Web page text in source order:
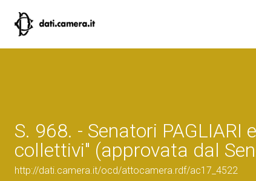
S. 968. - Senatori
collettivi" (approvata dal
http://dati.camera.it/ocd/attocamera.rdf/ac17_4522